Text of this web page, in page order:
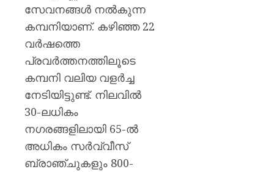
സേവനങ്ങള്‍ നല്‍കുന്ന
കമ്പനിയാണ്. കഴിഞ്ഞ 22
വര്‍ഷത്തെ
പ്രവര്‍ത്തനത്തിലൂടെ
കമ്പനി വലിയ വളര്‍ച്ച
നേടിയിട്ടുണ്ട്. നിലവില്‍
30-ലധികം
നഗരങ്ങളിലായി 65-ല്‍
അധികം സര്‍വ്വീസ്
ബ്രാഞ്ചുകളും 800-